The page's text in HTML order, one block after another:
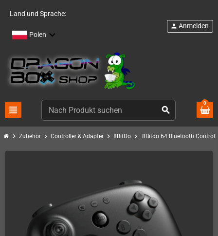
Land und Sprache:
Polen
view_headline search
person Anmelden
0
chevron_right Zubehör chevron_right Controller & Adapter chevron_right 8BitDo chevron_right 8Bitdo 64 Bluetooth